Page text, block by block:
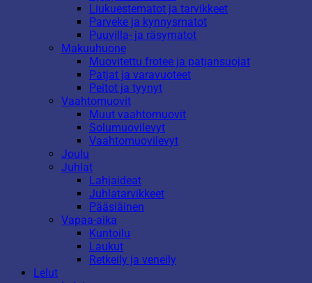
Liukuestematot ja tarvikkeet
Parveke ja kynnysmatot
Puuvilla- ja räsymatot
Makuuhuone
Muovitettu frotee ja patjansuojat
Patjat ja varavuoteet
Peitot ja tyynyt
Vaahtomuovit
Muut vaahtomuovit
Solumuovilevyt
Vaahtomuovilevyt
Joulu
Juhlat
Lahjaideat
Juhlatarvikkeet
Pääsiäinen
Vapaa-aika
Kuntoilu
Laukut
Retkeily ja veneily
Lelut